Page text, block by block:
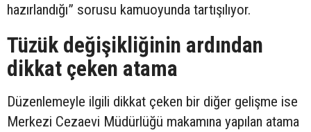
hazırlandığı” sorusu kamuoyunda tartışılıyor.
Tüzük değişikliğinin ardından
dikkat çeken atama
Düzenlemeyle ilgili dikkat çeken bir diğer gelişme ise
Merkezi Cezaevi Müdürlüğü makamına yapılan atama